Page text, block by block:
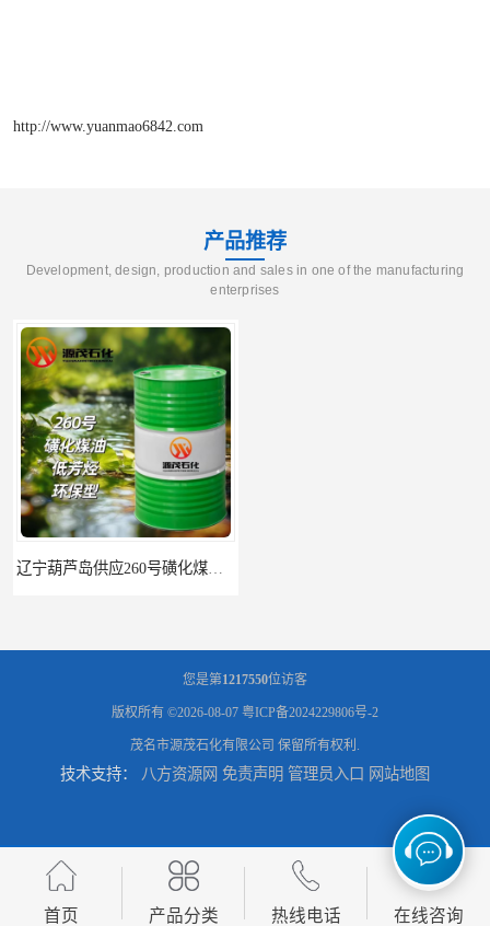
http://www.yuanmao6842.com
产品推荐
Development, design, production and sales in one of the manufacturing
enterprises
您是第1217550位访客
版权所有 ©2026-08-07 粤ICP备2024229806号-2
茂名市源茂石化有限公司 保留所有权利.
技术支持： 八方资源网 免责声明 管理员入口 网站地图
首页 产品分类 热线电话 在线咨询